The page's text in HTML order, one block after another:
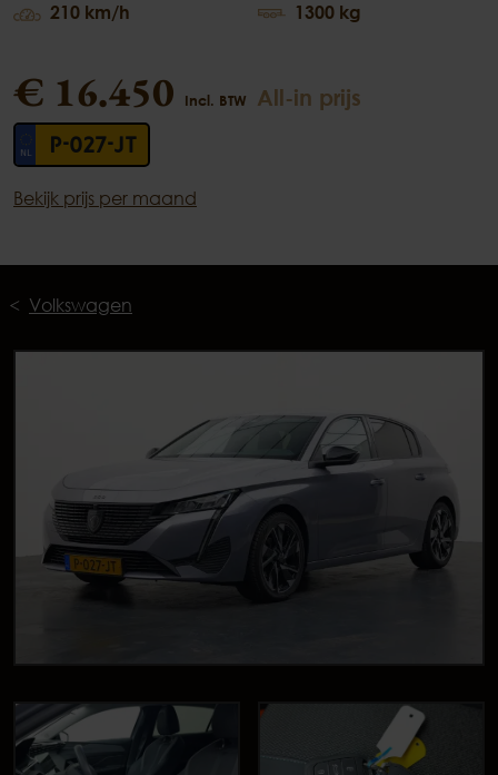
210 km/h 1300 kg
€ 16.450 Incl. BTW All-in prijs
P-027-JT
Bekijk prijs per maand
Volkswagen